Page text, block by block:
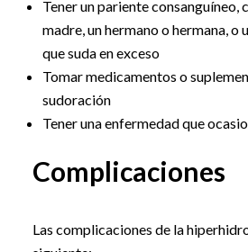
Tener un pariente consanguíneo,
madre, un hermano o hermana, o
que suda en exceso
Tomar medicamentos o
sudoración
Tener una enfermedad que
Complicaciones
Las complicaciones de la